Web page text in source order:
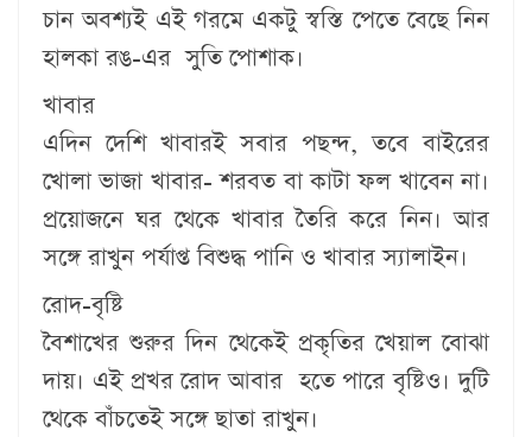
চান অবশ্যই এই গরমে একটু স্বস্তি পেতে বেছে নিন
হালকা রঙ-এর সুতি পোশাক।
খাবার
এদিন দেশি খাবারই সবার পছন্দ, তবে বাইরের
খোলা ভাজা খাবার- শরবত বা কাটা ফল খাবেন না।
প্রয়োজনে ঘর থেকে খাবার তৈরি করে নিন। আর
সঙ্গে রাখুন পর্যাপ্ত বিশুদ্ধ পানি ও খাবার স্যালাইন।
রোদ-বৃষ্টি
বৈশাখের শুরুর দিন থেকেই প্রকৃতির খেয়াল বোঝা
দায়। এই প্রখর রোদ আবার হতে পারে বৃষ্টিও। দুটি
থেকে বাঁচতেই সঙ্গে ছাতা রাখুন।